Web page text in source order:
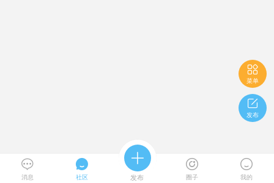

菜单

发布

消息

社区

发布

圈子

我的